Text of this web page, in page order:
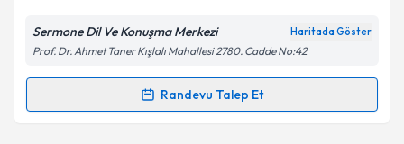
Sermone Dil Ve Konuşma Merkezi Haritada Göster
Prof. Dr. Ahmet Taner Kışlalı Mahallesi 2780. Cadde No:42
Randevu Talep Et
Randevu Takvimi Talebi